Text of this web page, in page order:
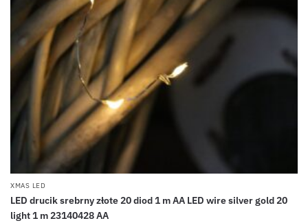
XMAS LED
LED drucik srebrny złote 20 diod 1 m AA LED wire silver gold 20
light 1 m 23140428 AA